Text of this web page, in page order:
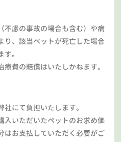
不慮の事故の場合も含む）や病
り、該当ペットが死亡した場合
。
費の賠償はいたしかねます。
にて負担いたします。
入いただいたペットのお求め価
はお支払していただく必要がご